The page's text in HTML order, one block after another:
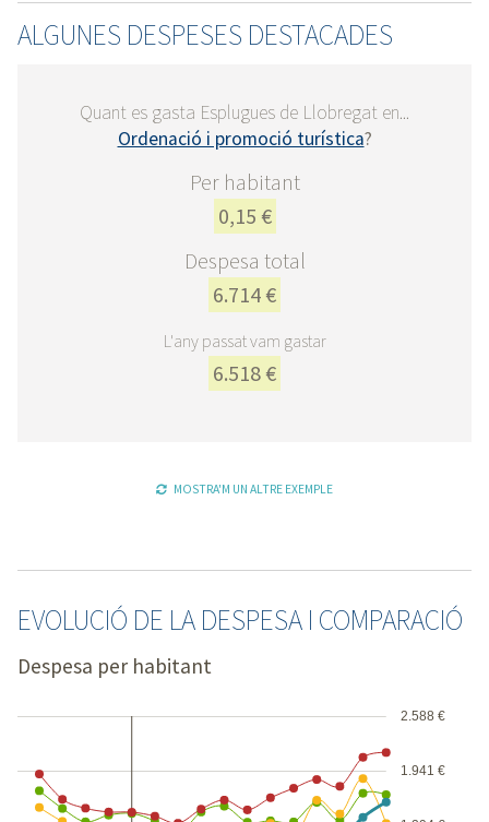
ALGUNES DESPESES DESTACADES
Quant es gasta Esplugues de Llobregat en...
Ordenació i promoció turística?
Per habitant
0,15 €
Despesa total
6.714 €
L'any passat vam gastar
6.518 €
MOSTRA'M UN ALTRE EXEMPLE
EVOLUCIÓ DE LA DESPESA I COMPARACIÓ
1.941 €
2.588 €
Despesa per habitant